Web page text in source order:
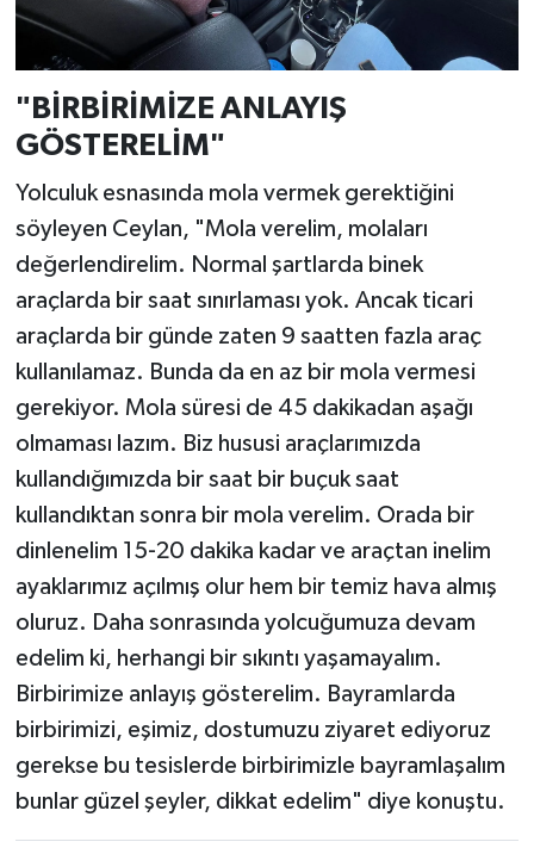
"BİRBİRİMİZE ANLAYIŞ
GÖSTERELİM"
Yolculuk esnasında mola vermek gerektiğini
söyleyen Ceylan, "Mola verelim, molaları
değerlendirelim. Normal şartlarda binek
araçlarda bir saat sınırlaması yok. Ancak ticari
araçlarda bir günde zaten 9 saatten fazla araç
kullanılamaz. Bunda da en az bir mola vermesi
gerekiyor. Mola süresi de 45 dakikadan aşağı
olmaması lazım. Biz hususi araçlarımızda
kullandığımızda bir saat bir buçuk saat
kullandıktan sonra bir mola verelim. Orada bir
dinlenelim 15-20 dakika kadar ve araçtan inelim
ayaklarımız açılmış olur hem bir temiz hava almış
oluruz. Daha sonrasında yolcuğumuza devam
edelim ki, herhangi bir sıkıntı yaşamayalım.
Birbirimize anlayış gösterelim. Bayramlarda
birbirimizi, eşimiz, dostumuzu ziyaret ediyoruz
gerekse bu tesislerde birbirimizle bayramlaşalım
bunlar güzel şeyler, dikkat edelim" diye konuştu.